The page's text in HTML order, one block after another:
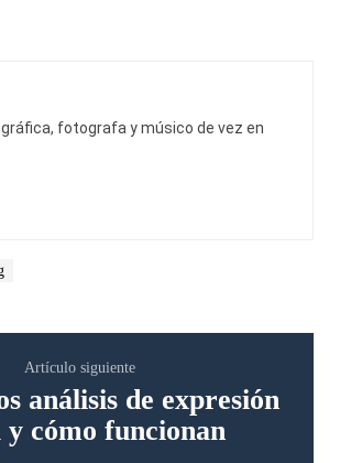
fotografa y músico de vez en
Artículo siguiente
análisis de expresión
y cómo funcionan